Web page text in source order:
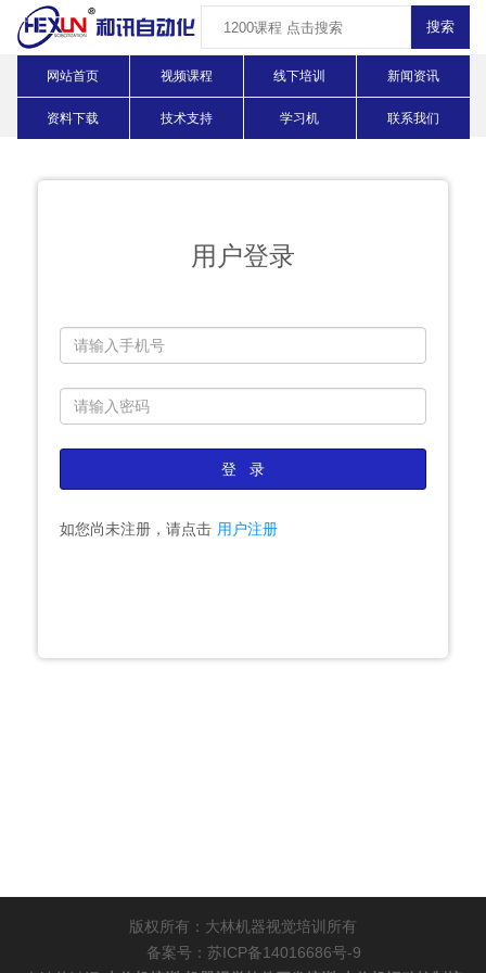
网站首页 视频课程 线下培训 新闻资讯
资料下载 技术支持 学习机 联系我们
用户登录
登 录
如您尚未注册，请点击 用户注册
版权所有：大林机器视觉培训所有
备案号：苏ICP备14016686号-9